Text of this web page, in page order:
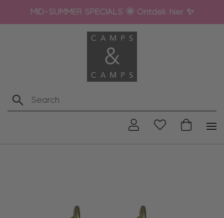
MID-SUMMER SPECIALS 🌞 Ontdek hier ✨